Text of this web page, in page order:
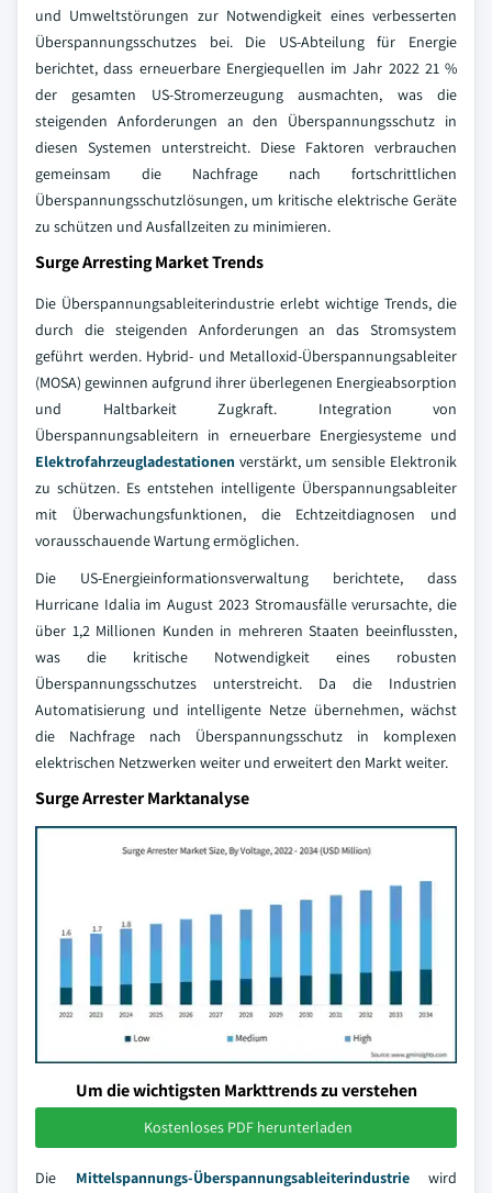
und Umweltstörungen zur Notwendigkeit eines verbesserten
Überspannungsschutzes bei. Die US-Abteilung für Energie
berichtet, dass erneuerbare Energiequellen im Jahr 2022 21 %
der gesamten US-Stromerzeugung ausmachten, was die
steigenden Anforderungen an den Überspannungsschutz in
diesen Systemen unterstreicht. Diese Faktoren verbrauchen
gemeinsam die Nachfrage nach fortschrittlichen
Überspannungsschutzlösungen, um kritische elektrische Geräte
zu schützen und Ausfallzeiten zu minimieren.
Surge Arresting Market Trends
Die Überspannungsableiterindustrie erlebt wichtige Trends, die
durch die steigenden Anforderungen an das Stromsystem
geführt werden. Hybrid- und Metalloxid-Überspannungsableiter
(MOSA) gewinnen aufgrund ihrer überlegenen Energieabsorption
und Haltbarkeit Zugkraft. Integration von
Überspannungsableitern in erneuerbare Energiesysteme und
Elektrofahrzeugladestationen verstärkt, um sensible Elektronik
zu schützen. Es entstehen intelligente Überspannungsableiter
mit Überwachungsfunktionen, die Echtzeitdiagnosen und
vorausschauende Wartung ermöglichen.
Die US-Energieinformationsverwaltung berichtete, dass
Hurricane Idalia im August 2023 Stromausfälle verursachte, die
über 1,2 Millionen Kunden in mehreren Staaten beeinflussten,
was die kritische Notwendigkeit eines robusten
Überspannungsschutzes unterstreicht. Da die Industrien
Automatisierung und intelligente Netze übernehmen, wächst
die Nachfrage nach Überspannungsschutz in komplexen
elektrischen Netzwerken weiter und erweitert den Markt weiter.
Surge Arrester Marktanalyse
Um die wichtigsten Markttrends zu verstehen
Kostenloses PDF herunterladen
Die Mittelspannungs-Überspannungsableiterindustriewird